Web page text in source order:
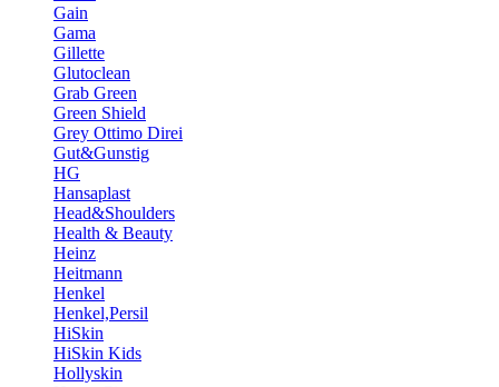
Gain
Gama
Gillette
Glutoclean
Grab Green
Green Shield
Grey Ottimo Direi
Gut&Gunstig
HG
Hansaplast
Head&Shoulders
Health & Beauty
Heinz
Heitmann
Henkel
Henkel,Persil
HiSkin
HiSkin Kids
Hollyskin